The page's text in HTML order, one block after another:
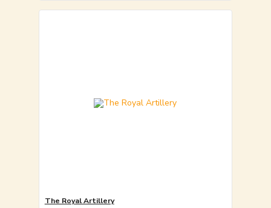
The Royal Artillery